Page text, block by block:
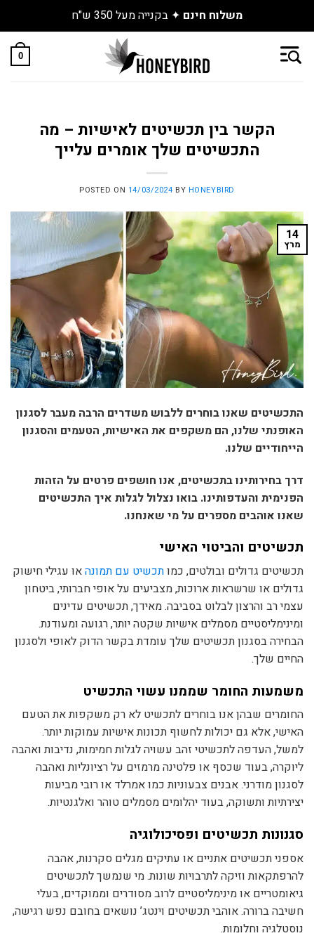
משלוח חינם ✦ בקנייה מעל 350 ש"ח
0
הקשר בין תכשיטים לאישיות – מה
התכשיטים שלך אומרים עלייך
POSTED ON 14/03/2024 BY HONEYBIRD
14
מרץ
התכשיטים שאנו בוחרים ללבוש משדרים הרבה מעבר לסגנון
האופנתי שלנו, הם משקפים את האישיות, הטעמים והסגנון
הייחודיים שלנו.
דרך בחירותינו בתכשיטים, אנו חושפים פרטים על הזהות
הפנימית והעדפותינו. בואו נצלול לגלות איך התכשיטים
שאנו אוהבים מספרים על מי שאנחנו.
תכשיטים והביטוי האישי
תכשיטים גדולים ובולטים, כמותכשיט עם תמונהאו עגילי חישוק
גדולים או שרשראות ארוכות, מצביעים על אופי חברותי, ביטחון
עצמי רב והרצון לבלוט בסביבה. מאידך, תכשיטים עדינים
ומינימליסטיים מסמלים אישיות שקטה יותר, רגועה ומעודנת.
הבחירה בסגנון תכשיטים שלך עומדת בקשר הדוק לאופי ולסגנון
החיים שלך.
משמעות החומר שממנו עשוי התכשיט
החומרים שבהן אנו בוחרים לתכשיט לא רק משקפות את הטעם
האישי, אלא גם יכולות לחשוף תכונות אישיות עמוקות יותר.
למשל, העדפה לתכשיטי זהב עשויה לגלות חמימות, נדיבות ואהבה
ליוקרה, בעוד שכסף או פלטינה מרמזים על רציונליות ואהבה
לסגנון מודרני. אבנים צבעוניות כמו אמרלד או רובי מביעות
יצירתיות ותשוקה, בעוד יהלומים מסמלים טוהר ואלגנטיות.
סגנונות תכשיטים ופסיכולוגיה
אספני תכשיטים אתניים או עתיקים מגלים סקרנות, אהבה
להרפתקאות וזיקה לתרבויות שונות. מי שנמשך לתכשיטים
גיאומטריים או מינימליסטיים לרוב מסודרים וממוקדים, בעלי
חשיבה ברורה. אוהבי תכשיטים וינטג’ נושאים בחובם נפש רגישה,
נוסטלגיה וחלומות.